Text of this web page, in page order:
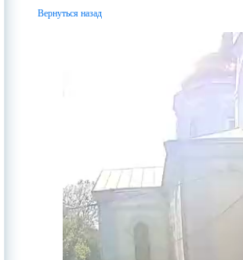
Вернуться назад